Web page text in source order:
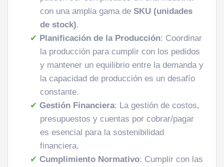
con una amplia gama de SKU (unidades
de stock).
Planificación de la Producción: Coordinar
la producción para cumplir con los pedidos
y mantener un equilibrio entre la demanda y
la capacidad de producción es un desafío
constante.
Gestión Financiera: La gestión de costos,
presupuestos y cuentas por cobrar/pagar
es esencial para la sostenibilidad
financiera.
Cumplimiento Normativo: Cumplir con las